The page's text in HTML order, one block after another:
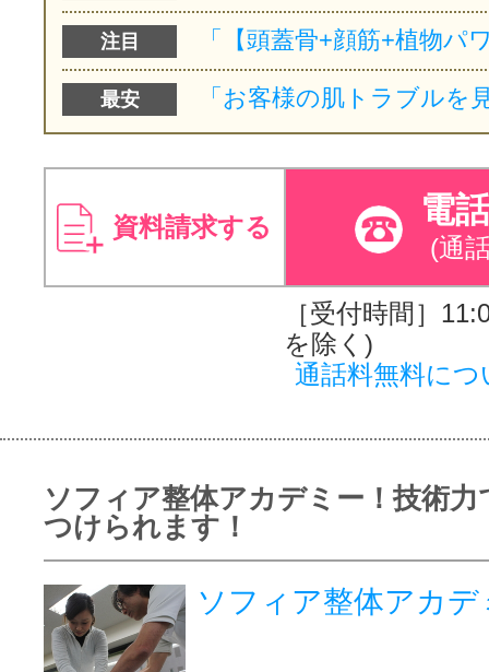
注目
最安
資料請求する 電
(通
［受付時間］
を除く)
通話料無料につ
ソフィア整体アカデミー！技術力
つけられます！
ソフィア整体アカデ